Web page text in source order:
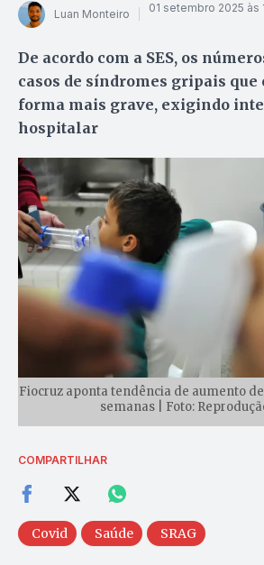
Luan Monteiro 01 setembro 2025 às
De acordo com a SES, os
casos de síndromes gripais que
forma mais grave, exigindo
hospitalar
Fiocruz aponta tendência de aumento
semanas | Foto:
COMPARTILHAR
Covid Saúde SRAG